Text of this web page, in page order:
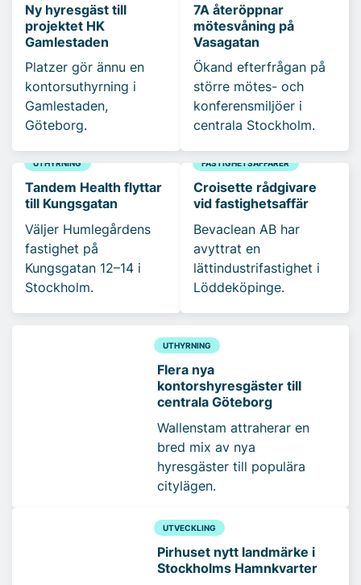
Ny hyresgäst till
projektet HK
Gamlestaden
Platzer gör ännu en
kontorsuthyrning i
Gamlestaden,
Göteborg.
7A återöppnar
mötesvåning på
Vasagatan
Ökand efterfrågan på
större mötes- och
konferensmiljöer i
centrala Stockholm.
UTHYRNING
Tandem Health flyttar
till Kungsgatan
Väljer Humlegårdens
fastighet på
Kungsgatan 12–14 i
Stockholm.
FASTIGHETSAFFÄRER
Croisette rådgivare
vid fastighetsaffär
Bevaclean AB har
avyttrat en
lättindustrifastighet i
Löddeköpinge.
UTHYRNING
Flera nya
kontorshyresgäster till
centrala Göteborg
Wallenstam attraherar en
bred mix av nya
hyresgäster till populära
citylägen.
UTVECKLING
Pirhuset nytt landmärke i
Stockholms Hamnkvarter